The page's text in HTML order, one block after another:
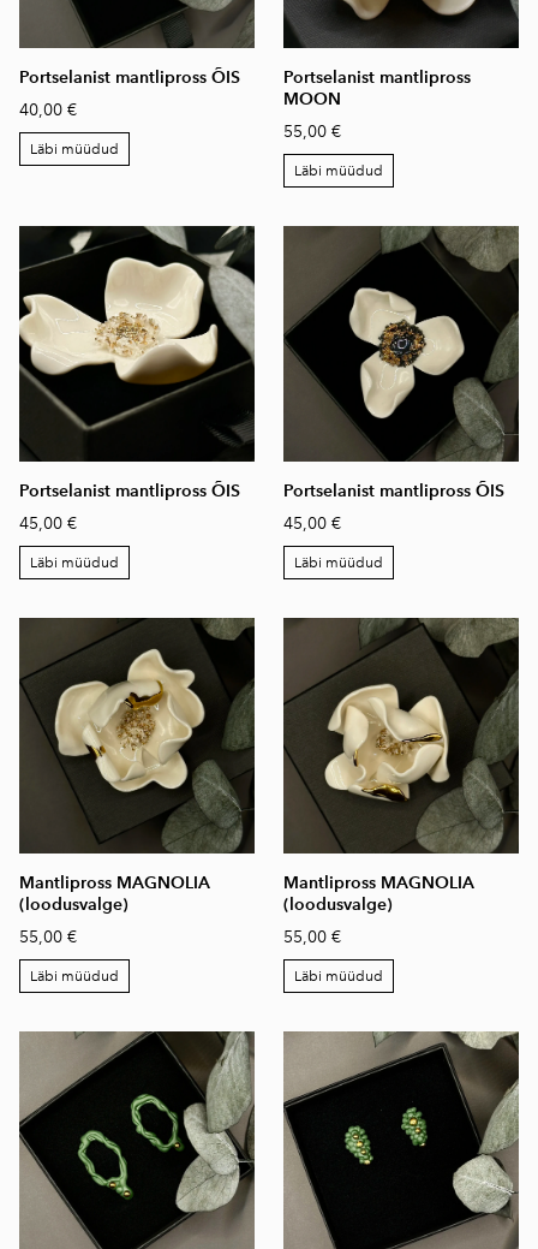
Portselanist mantlipross ÕIS
40,00 €
Läbi müüdud
Portselanist mantlipross
MOON
55,00 €
Läbi müüdud
Portselanist mantlipross ÕIS
45,00 €
Läbi müüdud
Portselanist mantlipross ÕIS
45,00 €
Läbi müüdud
Mantlipross MAGNOLIA
(loodusvalge)
55,00 €
Läbi müüdud
Mantlipross MAGNOLIA
(loodusvalge)
55,00 €
Läbi müüdud